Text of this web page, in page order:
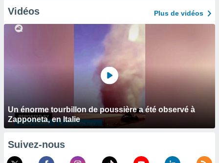
Vidéos Plus de vidéos
Un énorme tourbillon de poussière a été observé à
Zapponeta, en Italie
Suivez-nous